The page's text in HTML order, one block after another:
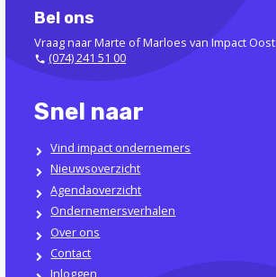
Bel ons
Vraag naar Marte of Marloes van Impact Oost
(074) 241 51 00
Snel naar
Vind impact ondernemers
Nieuwsoverzicht
Agendaoverzicht
Ondernemersverhalen
Over ons
Contact
Inloggen